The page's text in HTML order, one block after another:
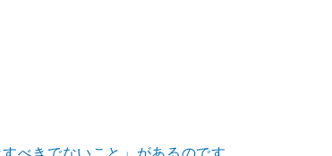
べきでないこと」があるのです。